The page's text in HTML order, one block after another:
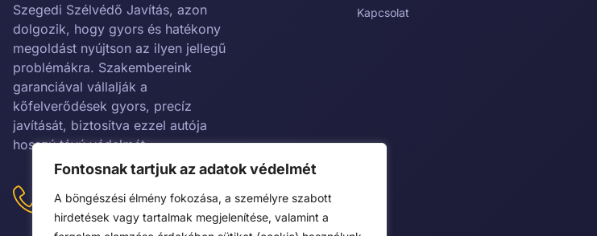
Fontosnak tartjuk az adatok védelmét
A böngészési élmény fokozása, a személyre szabott
hirdetések vagy tartalmak megjelenítése, valamint a
Szegedi Szélvédő Javítás, azon
dolgozik, hogy gyors és hatékony
megoldást nyújtson az ilyen jellegű
problémákra. Szakembereink
garanciával vállalják a
kőfelverődések gyors, precíz
javítását, biztosítva ezzel autója
hosszú távú védelmét.
+36302381797
Kapcsolat